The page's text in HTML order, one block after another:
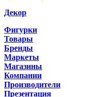
Декор
Фигурки
Товары
Бренды
Маркеты
Магазины
Компании
Производители
Презентация